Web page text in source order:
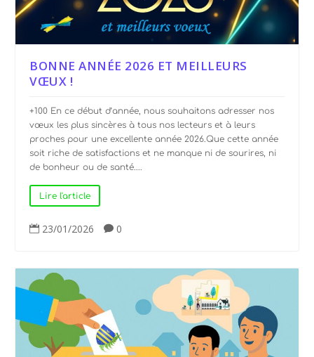
BONNE ANNÉE 2026 ET MEILLEURS
VŒUX !
+100 En ce début d’année, nous souhaitons adresser nos
vœux les plus sincères à tous nos lecteurs et à leurs
proches pour une excellente année 2026.Que cette année
soit riche de satisfactions et ne manque ni de sourires, ni
de bonheur ou de santé....
Lire l'article
 23/01/2026  0